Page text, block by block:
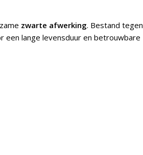
zwarte afwerking. Bestand tegen
een lange levensduur en betrouwbare